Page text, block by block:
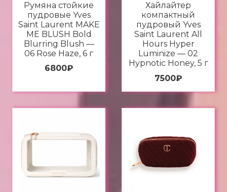
Румяна стойкие
пудровые Yves
Saint Laurent MAKE
ME BLUSH Bold
Blurring Blush —
06 Rose Haze, 6 г
6800₽
Хайлайтер
компактный
пудровый Yves
Saint Laurent All
Hours Hyper
Luminize — 02
Hypnotic Honey, 5 г
7500₽